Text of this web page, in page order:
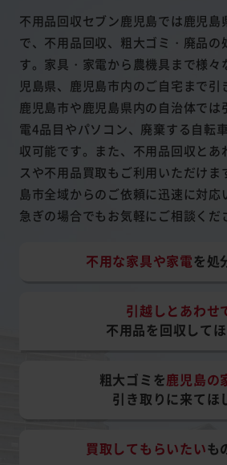
不用品回収セブン鹿児島では鹿児島
で、不用品回収、粗大ゴミ・廃品の
す。家具・家電から農機具まで様々
児島県、鹿児島市内のご自宅まで引
鹿児島市や鹿児島県内の自治体では
電4品目やパソコン、廃棄する自転
収可能です。また、不用品回収とあ
スや不用品買取もご利用いただけま
島市全域からのご依頼に迅速に対応
急ぎの場合でもお気軽にご相談くだ
不用な家具や家電を処
引越しとあわせ
不用品を回収して
粗大ゴミを鹿児島の
引き取りに来てほ
買取してもらいたいも